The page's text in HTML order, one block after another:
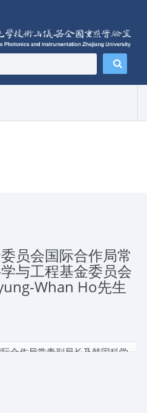
员会国际合作局常
与工程基金委员会
Whan Ho先生
合作局常青副局长及韩国科学